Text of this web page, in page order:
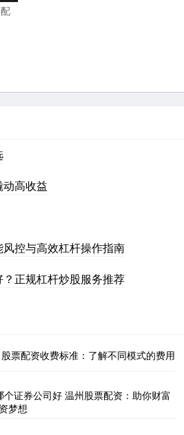
高收益
控与高效杠杆操作指南
正规杠杆炒股服务推荐
票配资收费标准：了解不同模式的费用
个证券公司好 温州股票配资：助你财富
梦想